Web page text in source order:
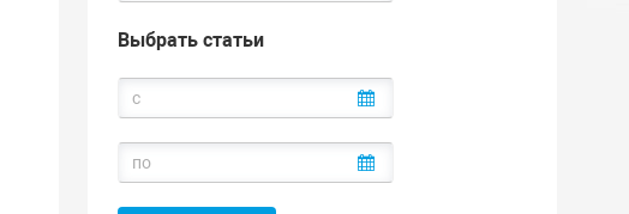
Выбрать статьи